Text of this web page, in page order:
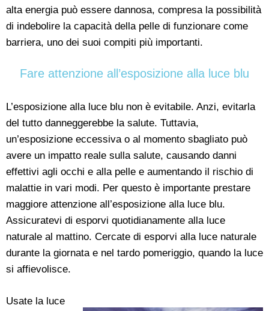
alta energia può essere dannosa, compresa la possibilità
di indebolire la capacità della pelle di funzionare come
barriera, uno dei suoi compiti più importanti.
Fare attenzione all’esposizione alla luce blu
L’esposizione alla luce blu non è evitabile. Anzi, evitarla
del tutto danneggerebbe la salute. Tuttavia,
un’esposizione eccessiva o al momento sbagliato può
avere un impatto reale sulla salute, causando danni
effettivi agli occhi e alla pelle e aumentando il rischio di
malattie in vari modi. Per questo è importante prestare
maggiore attenzione all’esposizione alla luce blu.
Assicuratevi di esporvi quotidianamente alla luce
naturale al mattino. Cercate di esporvi alla luce naturale
durante la giornata e nel tardo pomeriggio, quando la luce
si affievolisce.
Usate la luce